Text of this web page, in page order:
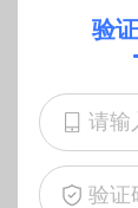
印！附打
2024年社工考
月6日起陆续
打印，考试时
验